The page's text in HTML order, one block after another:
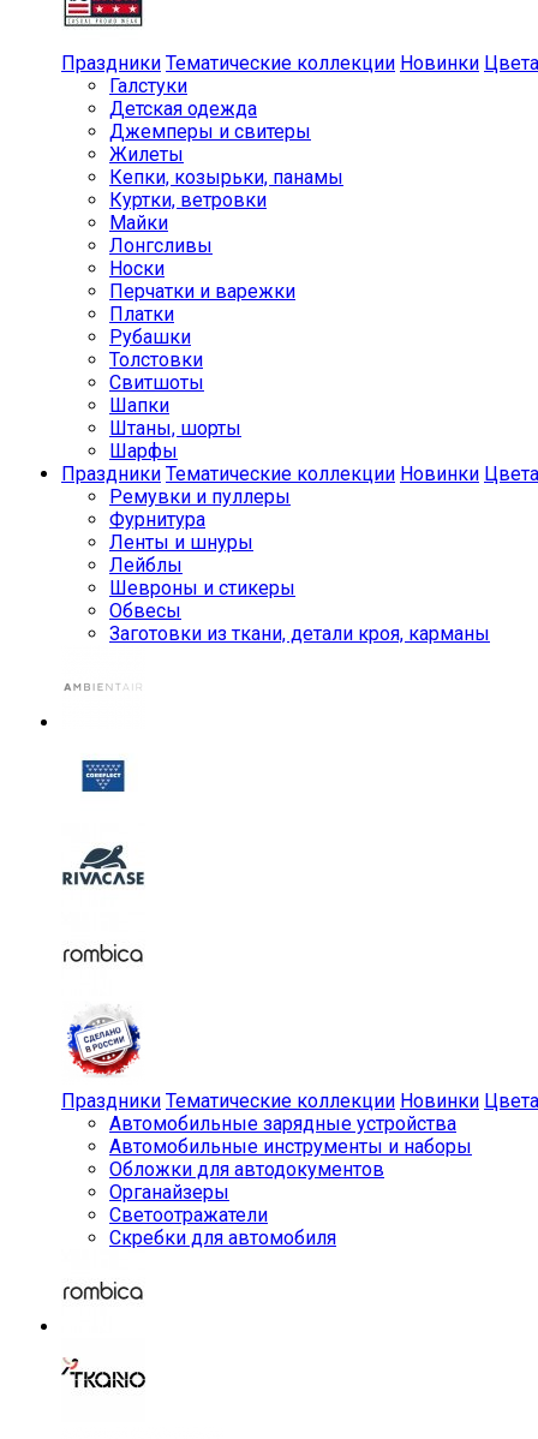
Праздники Тематические коллекции Новинки Цвета
Галстуки
Детская одежда
Джемперы и свитеры
Жилеты
Кепки, козырьки, панамы
Куртки, ветровки
Майки
Лонгсливы
Носки
Перчатки и варежки
Платки
Рубашки
Толстовки
Свитшоты
Шапки
Штаны, шорты
Шарфы
Праздники Тематические коллекции Новинки Цвета
Ремувки и пуллеры
Фурнитура
Ленты и шнуры
Лейблы
Шевроны и стикеры
Обвесы
Заготовки из ткани, детали кроя, карманы
Праздники Тематические коллекции Новинки Цвета
Автомобильные зарядные устройства
Автомобильные инструменты и наборы
Обложки для автодокументов
Органайзеры
Светоотражатели
Скребки для автомобиля